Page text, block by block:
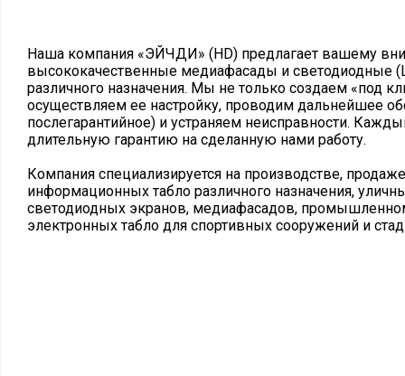
Наша компания «ЭЙЧДИ» (HD) предлагает вашему
высококачественные медиафасады и светодиодные
различного назначения. Мы не только создаем «под
осуществляем ее настройку, проводим дальнейшее
послегарантийное) и устраняем неисправности.
длительную гарантию на сделанную нами работу.
Компания специализируется на производстве,
информационных табло различного назначения,
светодиодных экранов, медиафасадов,
электронных табло для спортивных сооружений и